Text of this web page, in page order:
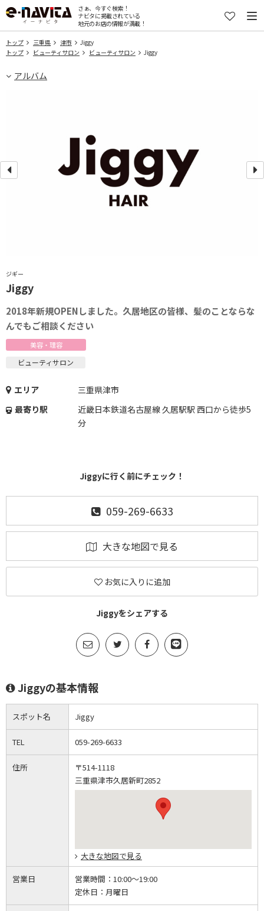
さぁ、今すぐ検索！
ナビタに掲載されている
地元のお店の情報が満載！
トップ 三重県 津市
Jiggy
トップ
ビューティサロン ビューティサロン Jiggy
アルバム
ジギー
Jiggy
2018年新規OPENしました。久居地区の皆様、髪のことならな
んでもご相談ください
美容・理容
ビューティサロン
エリア
三重県津市
最寄り駅
近畿日本鉄道名古屋線 久居駅駅 西口から徒歩5
分
Jiggyに行く前にチェック！
059-269-6633
大きな地図で見る
お気に入りに追加
Jiggyをシェアする
Jiggyの基本情報
スポット名 Jiggy
TEL 059-269-6633
住所
〒514-1118
三重県津市久居新町2852
大きな地図で見る
営業日 営業時間： 10:00～19:00
定休日： 月曜日